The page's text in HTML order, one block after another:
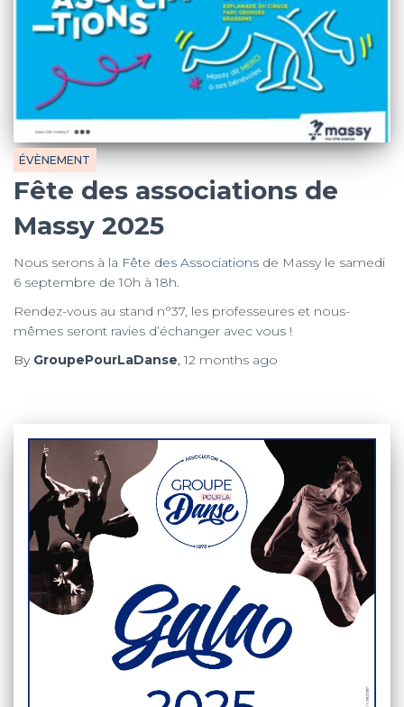
ÉVÈNEMENT
Fête des associations de
Massy 2025
Nous serons à la Fête des Associations de Massy le samedi
6 septembre de 10h à 18h.
Rendez-vous au stand n°37, les professeures et nous-
mêmes seront ravies d’échanger avec vous !
By GroupePourLaDanse,12 months ago